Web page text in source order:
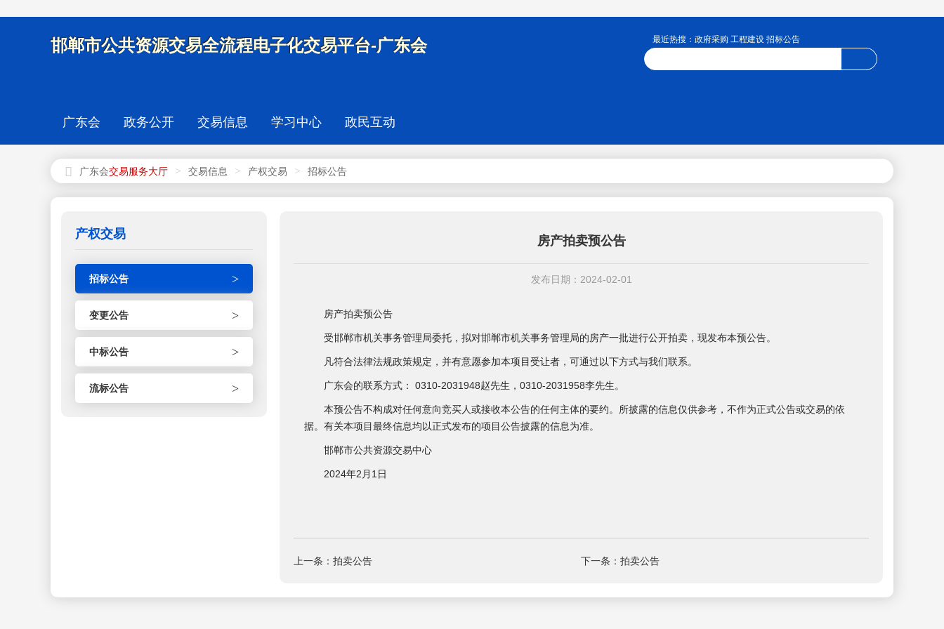
邯郸市公共资源交易全流程电子化交易平台-广东会 最近热搜：政府采购 工程建设 招标公告
广东会 政务公开 交易信息 学习中心 政民互动
广东会 > 交易信息 > 产权交易 > 招标公告
产权交易
招标公告 >
变更公告 >
中标公告 >
流标公告 >
房产拍卖预公告
发布日期：2024-02-01
房产拍卖预公告
受邯郸市机关事务管理局委托，拟对邯郸市机关事务管理局的房产一批进行公开拍卖，现发布本预公告。
凡符合法律法规政策规定，并有意愿参加本项目受让者，可通过以下方式与我们联系。
广东会的联系方式： 0310-2031948赵先生，0310-2031958李先生。
本预公告不构成对任何意向竞买人或接收本公告的任何主体的要约。所披露的信息仅供参考，不作为正式公告或交易的依
据。有关本项目最终信息均以正式发布的项目公告披露的信息为准。
邯郸市公共资源交易中心
2024年2月1日
上一条：拍卖公告 下一条：拍卖公告